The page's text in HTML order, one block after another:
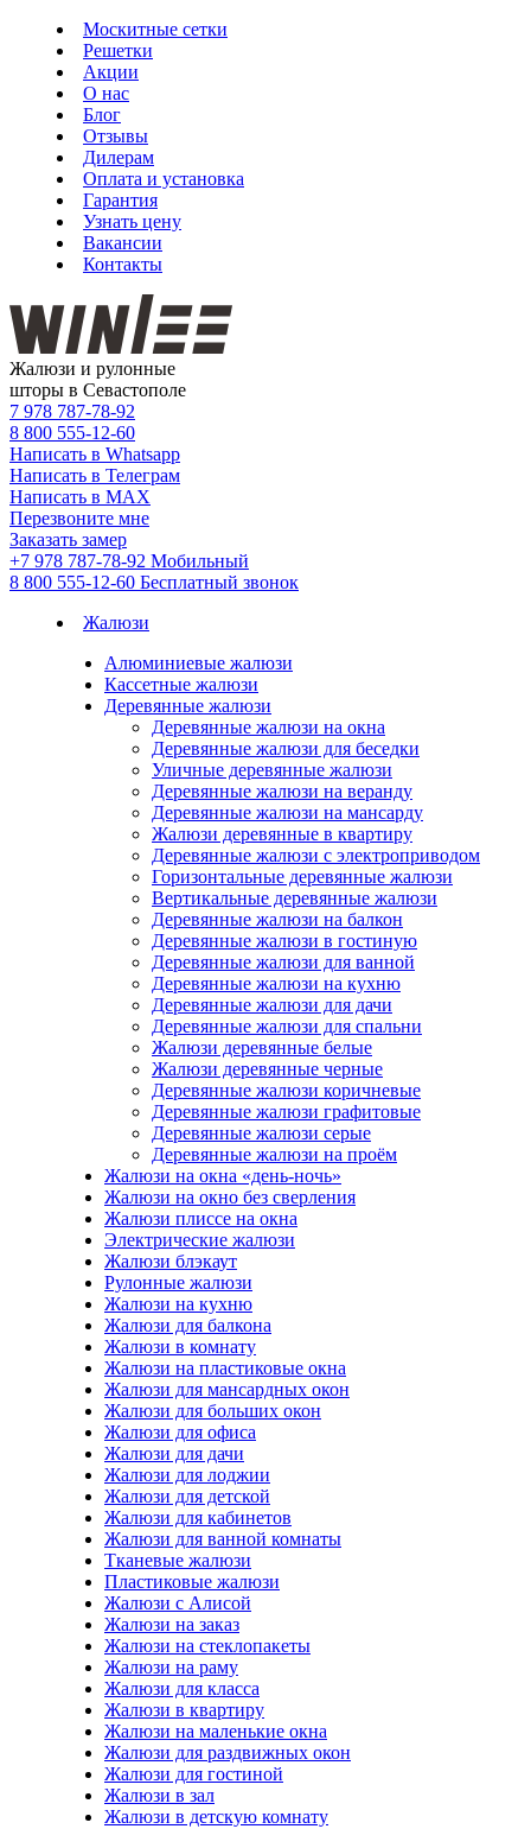
Москитные сетки
Решетки
Акции
О нас
Блог
Отзывы
Дилерам
Оплата и установка
Гарантия
Узнать цену
Вакансии
Контакты
Жалюзи и рулонные
шторы в Севастополе
7 978 787-78-92
8 800 555-12-60
Написать в Whatsapp
Написать в Телеграм
Написать в MAX
Перезвоните мне
Заказать замер
+7 978 787-78-92 Мобильный
8 800 555-12-60 Бесплатный звонок
Жалюзи
Алюминиевые жалюзи
Кассетные жалюзи
Деревянные жалюзи
Деревянные жалюзи на окна
Деревянные жалюзи для беседки
Уличные деревянные жалюзи
Деревянные жалюзи на веранду
Деревянные жалюзи на мансарду
Жалюзи деревянные в квартиру
Деревянные жалюзи с электроприводом
Горизонтальные деревянные жалюзи
Вертикальные деревянные жалюзи
Деревянные жалюзи на балкон
Деревянные жалюзи в гостиную
Деревянные жалюзи для ванной
Деревянные жалюзи на кухню
Деревянные жалюзи для дачи
Деревянные жалюзи для спальни
Жалюзи деревянные белые
Жалюзи деревянные черные
Деревянные жалюзи коричневые
Деревянные жалюзи графитовые
Деревянные жалюзи серые
Деревянные жалюзи на проём
Жалюзи на окна «день-ночь»
Жалюзи на окно без сверления
Жалюзи плиссе на окна
Электрические жалюзи
Жалюзи блэкаут
Рулонные жалюзи
Жалюзи на кухню
Жалюзи для балкона
Жалюзи в комнату
Жалюзи на пластиковые окна
Жалюзи для мансардных окон
Жалюзи для больших окон
Жалюзи для офиса
Жалюзи для дачи
Жалюзи для лоджии
Жалюзи для детской
Жалюзи для кабинетов
Жалюзи для ванной комнаты
Тканевые жалюзи
Пластиковые жалюзи
Жалюзи с Алисой
Жалюзи на заказ
Жалюзи на стеклопакеты
Жалюзи на раму
Жалюзи для класса
Жалюзи в квартиру
Жалюзи на маленькие окна
Жалюзи для раздвижных окон
Жалюзи для гостиной
Жалюзи в зал
Жалюзи в детскую комнату